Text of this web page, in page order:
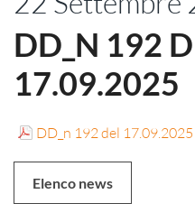
DD_N 192
17.09.2025
DD_n 192 del 17.09.2025
Elenco news